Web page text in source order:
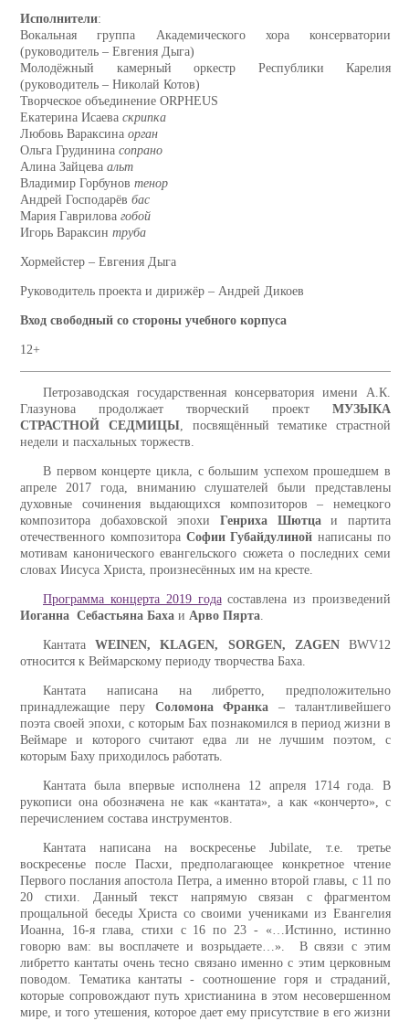
Исполнители:
Вокальная группа Академического хора консерватории
(руководитель – Евгения Дыга)
Молодёжный камерный оркестр Республики Карелия
(руководитель – Николай Котов)
Творческое объединение ORPHEUS
Екатерина Исаева скрипка
Любовь Вараксина орган
Ольга Грудинина сопрано
Алина Зайцева альт
Владимир Горбунов тенор
Андрей Господарёв бас
Мария Гаврилова гобой
Игорь Вараксин труба
Хормейстер – Евгения Дыга
Руководитель проекта и дирижёр – Андрей Дикоев
Вход свободный со стороны учебного корпуса
12+
Петрозаводская государственная консерватория имени А.К.
Глазунова продолжает творческий проект МУЗЫКА
СТРАСТНОЙ СЕДМИЦЫ, посвящённый тематике страстной
недели и пасхальных торжеств.
В первом концерте цикла, с большим успехом прошедшем в
апреле 2017 года, вниманию слушателей были представлены
духовные сочинения выдающихся композиторов – немецкого
композитора добаховской эпохи Генриха Шютцаи партита
отечественного композитора Софии Губайдулиной написаны по
мотивам канонического евангельского сюжета о последних семи
словах Иисуса Христа, произнесённых им на кресте.
Программа концерта 2019 годасоставлена из произведений
Иоганна Себастьяна Баха и Арво Пярта.
КантатаWEINEN, KLAGEN, SORGEN, ZAGENBWV12
относится к Веймарскому периоду творчества Баха.
Кантата написана на либретто, предположительно
принадлежащие перу Соломона Франка – талантливейшего
поэта своей эпохи, с которым Бах познакомился в период жизни в
Веймаре и которого считают едва ли не лучшим поэтом, с
которым Баху приходилось работать.
Кантата была впервые исполнена 12 апреля 1714 года. В
рукописи она обозначена не как «кантата», а как «кончерто», с
перечислением состава инструментов.
Кантата написана на воскресенье Jubilate, т.е. третье
воскресенье после Пасхи, предполагающее конкретное чтение
Первого послания апостола Петра, а именно второй главы, с 11 по
20 стихи. Данный текст напрямую связан с фрагментом
прощальной беседы Христа со своими учениками из Евангелия
Иоанна, 16-я глава, стихи с 16 по 23 - «…Истинно, истинно
говорю вам: вы восплачете и возрыдаете…». В связи с этим
либретто кантаты очень тесно связано именно с этим церковным
поводом. Тематика кантаты - соотношение горя и страданий,
которые сопровождают путь христианина в этом несовершенном
мире, и того утешения, которое дает ему присутствие в его жизни